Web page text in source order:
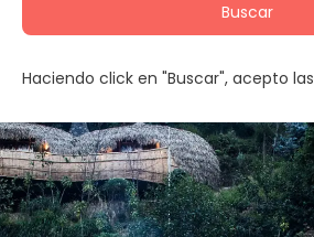
Buscar
Haciendo click en "Buscar", acepto las